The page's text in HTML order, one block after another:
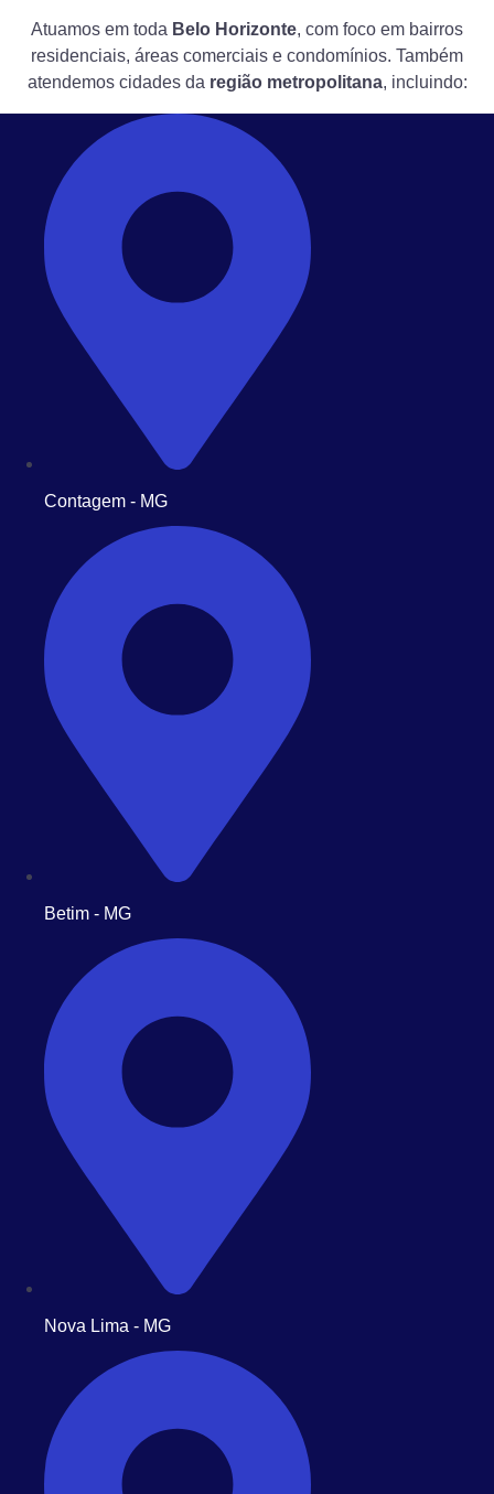
Atuamos em toda Belo Horizonte, com foco em bairros
residenciais, áreas comerciais e condomínios. Também
atendemos cidades da região metropolitana, incluindo:
Contagem - MG
Betim - MG
Nova Lima - MG